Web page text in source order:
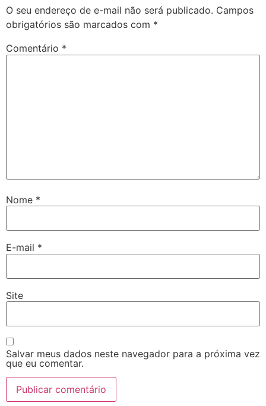
O seu endereço de e-mail não será publicado. Campos
obrigatórios são marcados com *
Comentário *
Nome *
E-mail *
Site
Salvar meus dados neste navegador para a próxima vez
que eu comentar.